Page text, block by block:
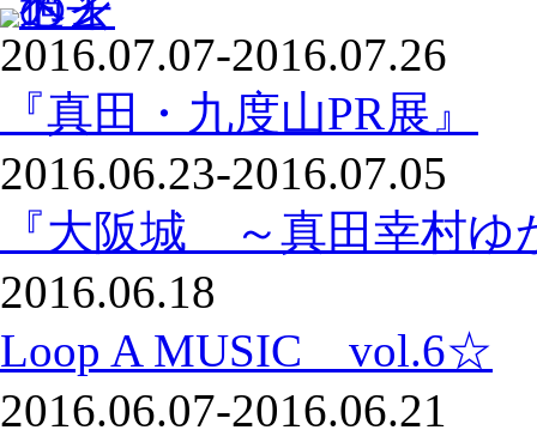
2016.07.07-2016.07.26
『真田・九度山PR展』
2016.06.23-2016.07.05
『大阪城 ～真田幸村ゆ
2016.06.18
Loop A MUSIC vol.6☆
2016.06.07-2016.06.21